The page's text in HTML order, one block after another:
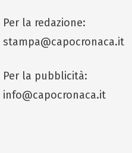
Per la redazione:
stampa@capocronaca.it
Per la pubblicità:
info@capocronaca.it